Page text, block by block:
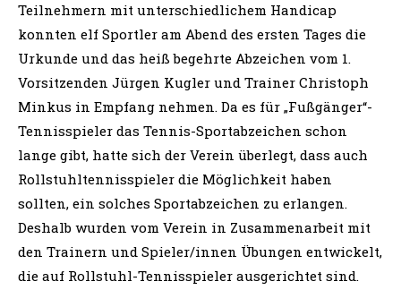
Teilnehmern mit unterschiedlichem Handicap
konnten elf Sportler am Abend des ersten Tages die
Urkunde und das heiß begehrte Abzeichen vom 1.
Vorsitzenden Jürgen Kugler und Trainer Christoph
Minkus in Empfang nehmen. Da es für „Fußgänger“-
Tennisspieler das Tennis-Sportabzeichen schon
lange gibt, hatte sich der Verein überlegt, dass auch
Rollstuhltennisspieler die Möglichkeit haben
sollten, ein solches Sportabzeichen zu erlangen.
Deshalb wurden vom Verein in Zusammenarbeit mit
den Trainern und Spieler/innen Übungen entwickelt,
die auf Rollstuhl-Tennisspieler ausgerichtet sind.